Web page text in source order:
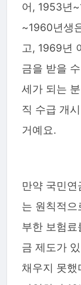
어, 1953년
~1960년생
고, 1969년
금을 받을
세가 되는
직 수급 개
거예요.
만약 국민
는 원칙적
부한 보험료
금 제도가
채우지 못